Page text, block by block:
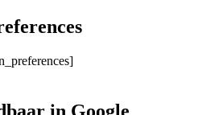
in Google